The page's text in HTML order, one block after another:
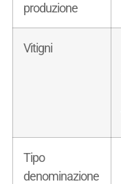
produzione
Vitigni
Tipo
denominazione